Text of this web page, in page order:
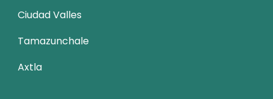
Ciudad Valles
Tamazunchale
Axtla